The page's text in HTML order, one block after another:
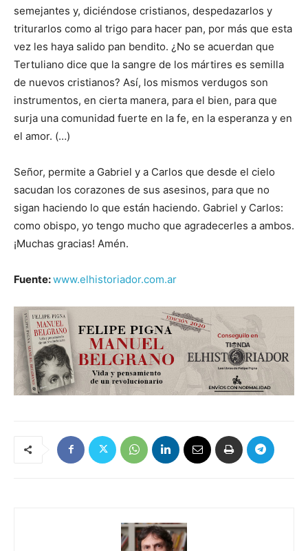
semejantes y, diciéndose cristianos, despedazarlos y
triturarlos como al trigo para hacer pan, por más que esta
vez les haya salido pan bendito. ¿No se acuerdan que
Tertuliano dice que la sangre de los mártires es semilla
de nuevos cristianos? Así, los mismos verdugos son
instrumentos, en cierta manera, para el bien, para que
surja una comunidad fuerte en la fe, en la esperanza y en
el amor. (…)
Señor, permite a Gabriel y a Carlos que desde el cielo
sacudan los corazones de sus asesinos, para que no
sigan haciendo lo que están haciendo. Gabriel y Carlos:
como obispo, yo tengo mucho que agradecerles a ambos.
¡Muchas gracias! Amén.
Fuente:www.elhistoriador.com.ar